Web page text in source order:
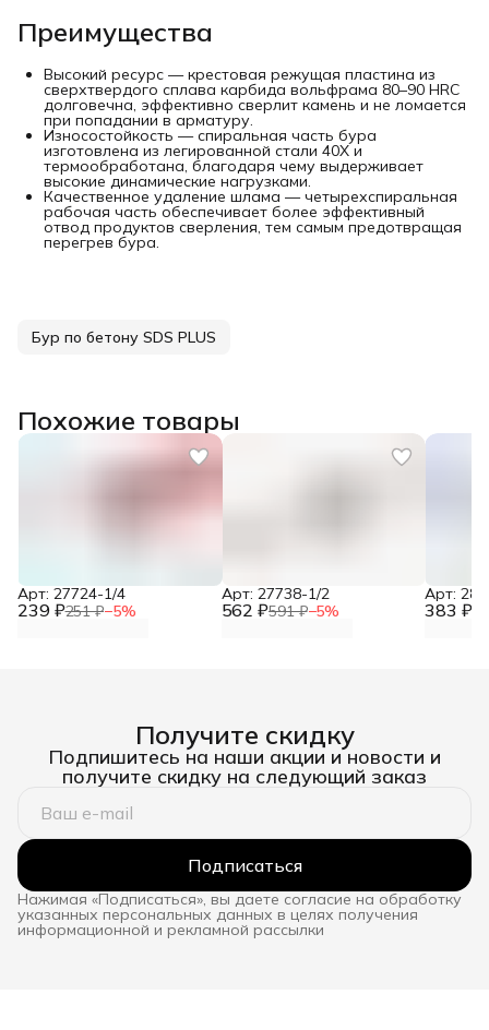
Преимущества
Высокий ресурс — крестовая режущая пластина из
сверхтвердого сплава карбида вольфрама 80–90 HRC
долговечна, эффективно сверлит камень и не ломается
при попадании в арматуру.
Износостойкость — спиральная часть бура
изготовлена из легированной стали 40Х и
термообработана, благодаря чему выдерживает
высокие динамические нагрузками.
Качественное удаление шлама — четырехспиральная
рабочая часть обеспечивает более эффективный
отвод продуктов сверления, тем самым предотвращая
перегрев бура.
Бур по бетону SDS PLUS
Похожие товары
239 ₽251 ₽−5%
Арт: 27724-1/4
562 ₽591 ₽−5%
Арт: 27738-1/2
383 ₽
Арт:
Получите скидку
Подпишитесь на наши акции и новости и
получите скидку на следующий заказ
Подписаться
Нажимая «Подписаться», вы даете согласие на обработку
указанных персональных данных в целях получения
информационной и рекламной рассылки